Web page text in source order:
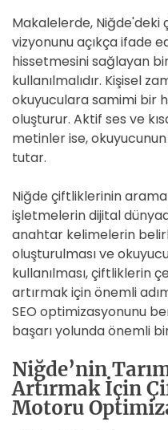
Makalelerde, Niğde'deki
vizyonunu açıkça ifade
hissetmesini sağlayan
kullanılmalıdır. Kişisel
okuyuculara samimi bir
oluşturur. Aktif ses ve
metinler ise,
tutar.
Niğde çiftliklerinin
işletmelerin dijital
anahtar kelimelerin
oluşturulması ve
kullanılması, çiftliklerin
artırmak için önemli
SEO optimizasyonunu
başarı yolunda önemli
Niğde’nin
Artırmak İçin
Motoru